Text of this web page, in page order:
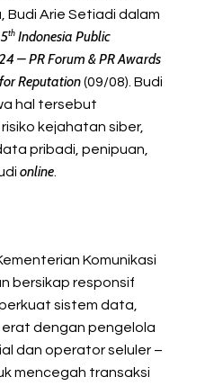
Budi Arie Setiadi dalam
th Indonesia Public
– PR Forum & PR Awards
Reputation(09/08). Budi
hal tersebut
kejahatan siber,
pribadi, penipuan,
online
Komunikasi
bersikap responsif
sistem data,
erat dengan pengelola
dan operator seluler –
mencegah transaksi